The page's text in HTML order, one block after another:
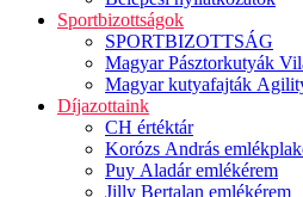
Sportbizottságok
SPORTBIZOTTSÁG
Magyar Pásztorkutyák
Magyar kutyafajták
Díjazottaink
CH értéktár
Korózs András
Puy Aladár emlékérem
Jilly Bertalan emlékérem